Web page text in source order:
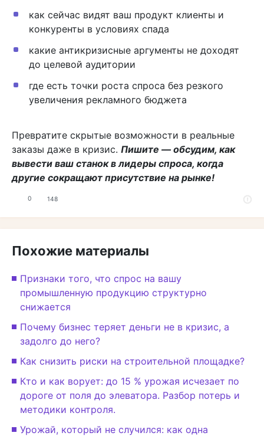
как сейчас видят ваш продукт клиенты и
конкуренты в условиях спада
какие антикризисные аргументы не доходят
до целевой аудитории
где есть точки роста спроса без резкого
увеличения рекламного бюджета
Превратите скрытые возможности в реальные
заказы даже в кризис. Пишите — обсудим, как
вывести ваш станок в лидеры спроса, когда
другие сокращают присутствие на рынке!
0 148
Похожие материалы
Признаки того, что спрос на вашу
промышленную продукцию структурно
снижается
Почему бизнес теряет деньги не в кризис, а
задолго до него?
Как снизить риски на строительной площадке?
Кто и как ворует: до 15 % урожая исчезает по
дороге от поля до элеватора. Разбор потерь и
методики контроля.
Урожай, который не случился: как одна